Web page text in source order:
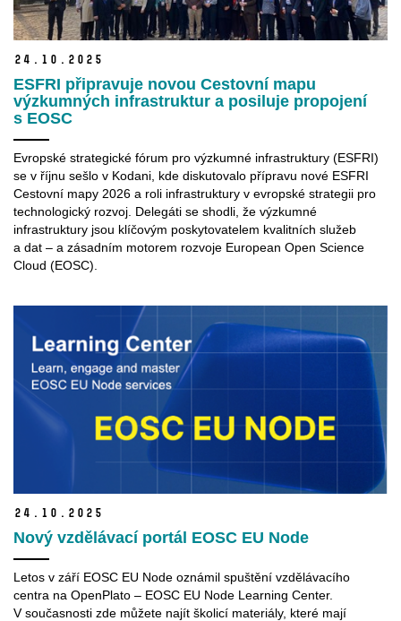
24. 10. 2025
ESFRI připravuje novou Cestovní mapu
výzkumných infrastruktur a posiluje propojení
s EOSC
Evropské strategické fórum pro výzkumné infrastruktury (ESFRI)
se v říjnu sešlo v Kodani, kde diskutovalo přípravu nové ESFRI
Cestovní mapy 2026 a roli infrastruktury v evropské strategii pro
technologický rozvoj. Delegáti se shodli, že výzkumné
infrastruktury jsou klíčovým poskytovatelem kvalitních služeb
a dat – a zásadním motorem rozvoje European Open Science
Cloud (EOSC).
24. 10. 2025
Nový vzdělávací portál EOSC EU Node
Letos v září EOSC EU Node oznámil spuštění vzdělávacího
centra na OpenPlato – EOSC EU Node Learning Center.
V současnosti zde můžete najít školicí materiály, které mají